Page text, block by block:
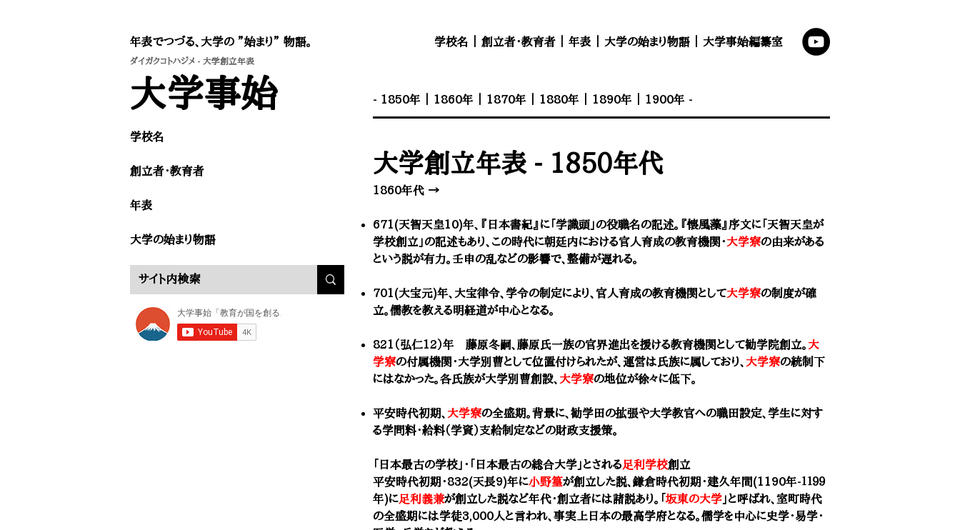
年表でつづる、大学の ”始まり” 物語。 学校名 創立者・教育者 年表 大学の始まり物語 大学事始編纂室
ダイガクコトハジメ - 大学創立年表
​大学事始
学校名
創立者・教育者​
年表
大学の始まり物語
- 1850年 1860年 1870年 1880年 1890年 1900年 -
大学創立年表 - 1850年代
1860年代 →
671(天智天皇10)年、『日本書紀』に「学識頭」の役職名の記述。『懐風藻』序文に「天智天皇が
学校創立」の記述もあり、この時代に朝廷内における官人育成の教育機関・大学寮の由来がある
という説が有力。壬申の乱などの影響で、整備が遅れる。
701(大宝元)年、大宝律令、学令の制定により、官人育成の教育機関として大学寮の制度が確
立。儒教を教える 明経道が中心となる。
821（弘仁12）年 藤原冬嗣、藤原氏一族の官界進出を援ける教育機関として勧学院創立。 大
学寮の付属機関・大学別曹として位置付けられたが、運営は氏族に属しており、 大学寮の統制下
にはなかった。各氏族が大学別曹創設、 大学寮の地位が徐々に低下。
平安時代初期 、 大学寮の全盛期。背景に、 勧学田の拡張や大学教官への職田設定、学生に対す
る学問料・給料（学資）支給制定などの財政支援策。
「日本最古の学校」・「日本最古の総合大学」とされる足利学校創立
平安時代初期・832(天長9)年に小野篁が創立した説、鎌倉時代初期・建久年間(1190年-１１９９
年)に足利義兼が創立した説など年代・創立者には諸説あり。「 坂東の大学 」と呼ばれ、室町時代
の全盛期には学徒3,000人と言われ、事実上日本の最高学府となる。儒学を中心に史学・易学・